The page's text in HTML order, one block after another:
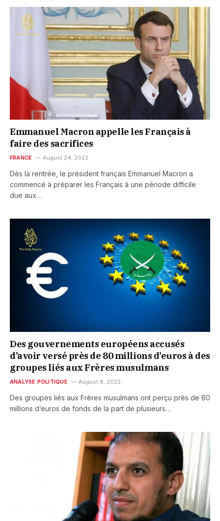
Emmanuel Macron appelle les Français à
faire des sacrifices
FRANCE August 24, 2022
Dès la rentrée, le président français Emmanuel Macron a
commencé à préparer les Français à une période difficile
due aux…
Des gouvernements européens accusés
d’avoir versé près de 80 millions d’euros à des
groupes liés aux Frères musulmans
ANALYSE POLITIQUE August 8, 2022
Des groupes liés aux Frères musulmans ont perçu près de 80
millions d’euros de fonds de la part de plusieurs…